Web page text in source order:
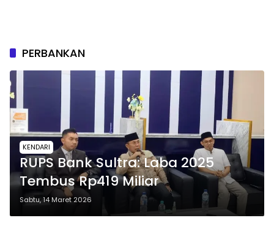
PERBANKAN
KENDARI
RUPS Bank Sultra: Laba 2025
Tembus Rp419 Miliar
Sabtu, 14 Maret 2026